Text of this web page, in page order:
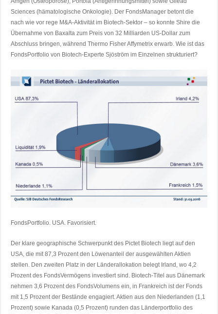
Sciences (hämatologische Onkologie). Der FondsManager betont die
nach wie vor rege M&A-Aktivität im Biotech-Sektor – so konnte Shire die
Übernahme von Baxalta zum Preis von 32 Milliarden US-Dollar zum
Abschluss bringen, während Thermo Fisher Affymetrix erwarb. Wie ist das
FondsPortfolio von Biotech-Experte Sjöström im Einzelnen strukturiert?
FondsPortfolio. USA. Favorisiert.
Der klare geographische Schwerpunkt des Pictet Biotech liegt auf den
USA, die mit 87,3 Prozent den Löwenanteil der ausgewählten Aktien
stellen. Den zweiten Platz in der Länderallokation belegt Irland, wo 4,2
Prozent des FondsVermögens investiert sind. Biotech-Titel aus Dänemark
nehmen 3,6 Prozent des FondsVolumens ein, in Frankreich ist der Fonds
mit 1,5 Prozent der Bestände engagiert. Aktien aus den Niederlanden (1,1
Prozent) sowie Kanada (0,5 Prozent) runden das Länderportfolio des